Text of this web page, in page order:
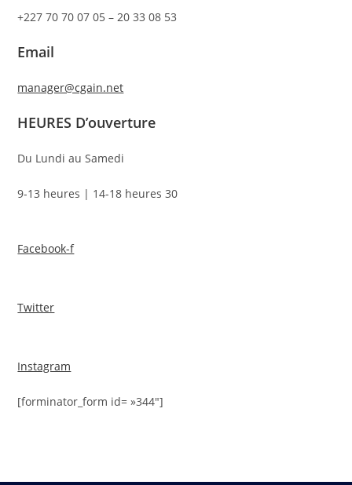
+227 70 70 07 05 – 20 33 08 53
Email
manager@cgain.net
HEURES D’ouverture
Du Lundi au Samedi
9-13 heures | 14-18 heures 30
Facebook-f
Twitter
Instagram
[forminator_form id= »344″]